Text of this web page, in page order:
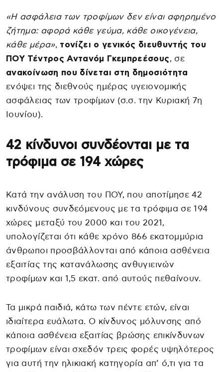
«Η ασφάλεια των τροφίμων δεν είναι αφηρημένο
ζήτημα: αφορά κάθε γεύμα, κάθε οικογένεια,
κάθε μέρα», τονίζει ο γενικός διευθυντής του
ΠΟΥ Τέντρος Αντανόμ Γκεμπρεέσους, σε
ανακοίνωση που δίνεται στη δημοσιότητα
ενόψει της διεθνούς ημέρας υγειονομικής
ασφάλειας των τροφίμων (σ.σ. την Κυριακή 7η
Ιουνίου).
42 κίνδυνοι συνδέονται με τα
τρόφιμα σε 194 χώρες
Κατά την ανάλυση του ΠΟΥ, που αποτίμησε 42
κινδύνους συνδεόμενους με τα τρόφιμα σε 194
χώρες μεταξύ του 2000 και του 2021,
υπολογίζεται ότι κάθε χρόνο 866 εκατομμύρια
άνθρωποι προσβάλλονται από κάποια ασθένεια
εξαιτίας της κατανάλωσης ανθυγιεινών
τροφίμων και 1,5 εκατ. από αυτούς πεθαίνουν.
Τα μικρά παιδιά, κάτω των πέντε ετών, είναι
ιδιαίτερα ευάλωτα. Ο κίνδυνος μόλυνσης από
κάποια ασθένεια εξαιτίας βρώσης επικίνδυνων
τροφίμων είναι σχεδόν τρεις φορές υψηλότερος
για αυτή την ηλικιακή κατηγορία απ’ ό,τι για τα